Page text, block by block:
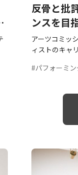
反骨と批
ンスを目
さん
アーツコミッ
ィストのキャ
#パフォーミ